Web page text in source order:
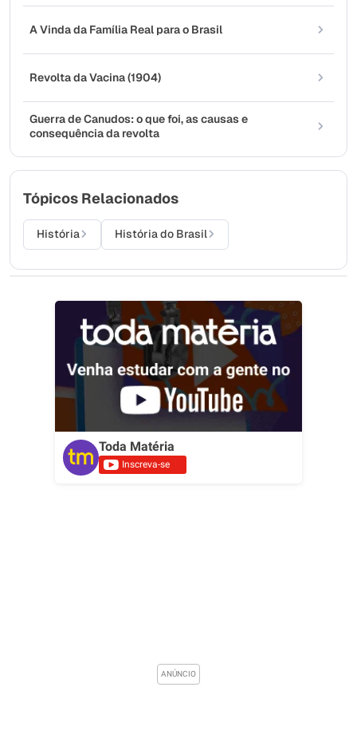
A Vinda da Família Real para o Brasil
Revolta da Vacina (1904)
Guerra de Canudos: o que foi, as causas e
consequência da revolta
Tópicos Relacionados
História História do Brasil
Toda Matéria
Inscreva-se